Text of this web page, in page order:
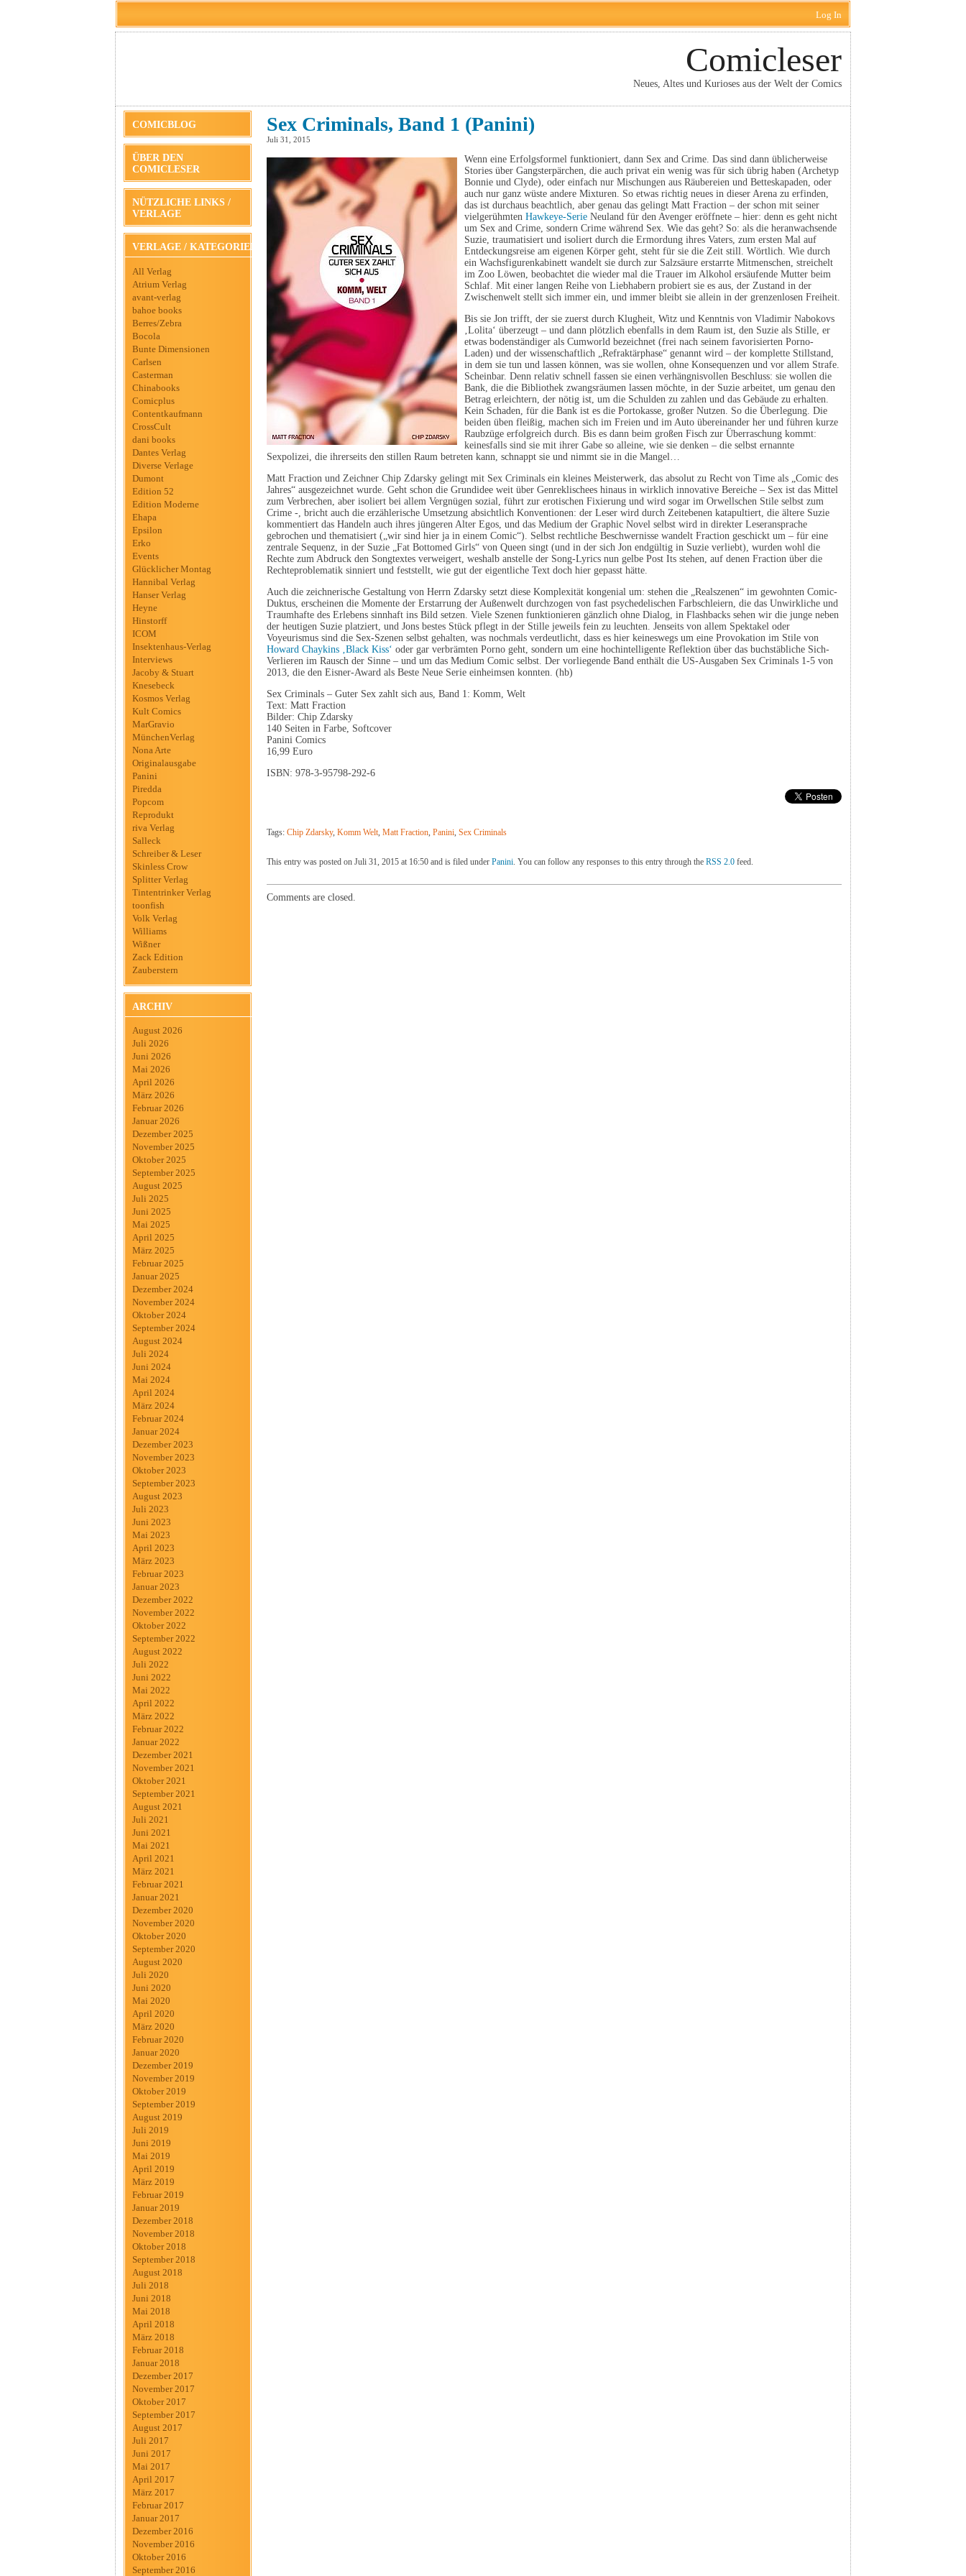
Log In
Comicleser
Neues, Altes und Kurioses aus der Welt der Comics
COMICBLOG
ÜBER DEN
COMICLESER
NÜTZLICHE LINKS /
VERLAGE
VERLAGE / KATEGORIEN
All Verlag
Atrium Verlag
avant-verlag
bahoe books
Berres/Zebra
Bocola
Bunte Dimensionen
Carlsen
Casterman
Chinabooks
Comicplus
Contentkaufmann
CrossCult
dani books
Dantes Verlag
Diverse Verlage
Dumont
Edition 52
Edition Moderne
Ehapa
Epsilon
Erko
Events
Glücklicher Montag
Hannibal Verlag
Hanser Verlag
Heyne
Hinstorff
ICOM
Insektenhaus-Verlag
Interviews
Jacoby & Stuart
Knesebeck
Kosmos Verlag
Kult Comics
MarGravio
MünchenVerlag
Nona Arte
Originalausgabe
Panini
Piredda
Popcom
Reprodukt
riva Verlag
Salleck
Schreiber & Leser
Skinless Crow
Splitter Verlag
Tintentrinker Verlag
toonfish
Volk Verlag
Williams
Wißner
Zack Edition
Zauberstern
ARCHIV
August 2026
Juli 2026
Juni 2026
Mai 2026
April 2026
März 2026
Februar 2026
Januar 2026
Dezember 2025
November 2025
Oktober 2025
September 2025
August 2025
Juli 2025
Juni 2025
Mai 2025
April 2025
März 2025
Februar 2025
Januar 2025
Dezember 2024
November 2024
Oktober 2024
September 2024
August 2024
Juli 2024
Juni 2024
Mai 2024
April 2024
März 2024
Februar 2024
Januar 2024
Dezember 2023
November 2023
Oktober 2023
September 2023
August 2023
Juli 2023
Juni 2023
Mai 2023
April 2023
März 2023
Februar 2023
Januar 2023
Dezember 2022
November 2022
Oktober 2022
September 2022
August 2022
Juli 2022
Juni 2022
Mai 2022
April 2022
März 2022
Februar 2022
Januar 2022
Dezember 2021
November 2021
Oktober 2021
September 2021
August 2021
Juli 2021
Juni 2021
Mai 2021
April 2021
März 2021
Februar 2021
Januar 2021
Dezember 2020
November 2020
Oktober 2020
September 2020
August 2020
Juli 2020
Juni 2020
Mai 2020
April 2020
März 2020
Februar 2020
Januar 2020
Dezember 2019
November 2019
Oktober 2019
September 2019
August 2019
Juli 2019
Juni 2019
Mai 2019
April 2019
März 2019
Februar 2019
Januar 2019
Dezember 2018
November 2018
Oktober 2018
September 2018
August 2018
Juli 2018
Juni 2018
Mai 2018
April 2018
März 2018
Februar 2018
Januar 2018
Dezember 2017
November 2017
Oktober 2017
September 2017
August 2017
Juli 2017
Juni 2017
Mai 2017
April 2017
März 2017
Februar 2017
Januar 2017
Dezember 2016
November 2016
Oktober 2016
September 2016
Sex Criminals, Band 1 (Panini)
Juli 31, 2015
Wenn eine Erfolgsformel funktioniert, dann Sex and Crime. Das sind dann üblicherweise
Stories über Gangsterpärchen, die auch privat ein wenig was für sich übrig haben (Archetyp
Bonnie und Clyde), oder einfach nur Mischungen aus Räubereien und Betteskapaden, oder
auch nur ganz wüste andere Mixturen. So etwas richtig neues in dieser Arena zu erfinden,
das ist durchaus beachtlich, aber genau das gelingt Matt Fraction – der schon mit seiner
vielgerühmten Hawkeye-Serie Neuland für den Avenger eröffnete – hier: denn es geht nicht
um Sex and Crime, sondern Crime während Sex. Wie das geht? So: als die heranwachsende
Suzie, traumatisiert und isoliert durch die Ermordung ihres Vaters, zum ersten Mal auf
Entdeckungsreise am eigenen Körper geht, steht für sie die Zeit still. Wörtlich. Wie durch
ein Wachsfigurenkabinett wandelt sie durch zur Salzsäure erstarrte Mitmenschen, streichelt
im Zoo Löwen, beobachtet die wieder mal die Trauer im Alkohol ersäufende Mutter beim
Schlaf. Mit einer langen Reihe von Liebhabern probiert sie es aus, der Zustand in der
Zwischenwelt stellt sich immer ein, und immer bleibt sie allein in der grenzenlosen Freiheit.
Bis sie Jon trifft, der sie zuerst durch Klugheit, Witz und Kenntnis von Vladimir Nabokovs
‚Lolita‘ überzeugt – und dann plötzlich ebenfalls in dem Raum ist, den Suzie als Stille, er
etwas bodenständiger als Cumworld bezeichnet (frei nach seinem favorisierten Porno-
Laden) und der wissenschaftlich „Refraktärphase“ genannt wird – der komplette Stillstand,
in dem sie tun und lassen können, was sie wollen, ohne Konsequenzen und vor allem Strafe.
Scheinbar. Denn relativ schnell fassen sie einen verhängnisvollen Beschluss: sie wollen die
Bank, die die Bibliothek zwangsräumen lassen möchte, in der Suzie arbeitet, um genau den
Betrag erleichtern, der nötig ist, um die Schulden zu zahlen und das Gebäude zu erhalten.
Kein Schaden, für die Bank ist es die Portokasse, großer Nutzen. So die Überlegung. Die
beiden üben fleißig, machen sich im Freien und im Auto übereinander her und führen kurze
Raubzüge erfolgreich durch. Bis es dann beim großen Fisch zur Überraschung kommt:
keinesfalls sind sie mit ihrer Gabe so alleine, wie sie denken – die selbst ernannte
Sexpolizei, die ihrerseits den stillen Raum betreten kann, schnappt sie und nimmt sie in die Mangel…
Matt Fraction und Zeichner Chip Zdarsky gelingt mit Sex Criminals ein kleines Meisterwerk, das absolut zu Recht von Time als „Comic des
Jahres“ ausgezeichnet wurde. Geht schon die Grundidee weit über Genreklischees hinaus in wirklich innovative Bereiche – Sex ist das Mittel
zum Verbrechen, aber isoliert bei allem Vergnügen sozial, führt zur erotischen Fixierung und wird sogar im Orwellschen Stile selbst zum
Crime -, bricht auch die erzählerische Umsetzung absichtlich Konventionen: der Leser wird durch Zeitebenen katapultiert, die ältere Suzie
kommentiert das Handeln auch ihres jüngeren Alter Egos, und das Medium der Graphic Novel selbst wird in direkter Leseransprache
gebrochen und thematisiert („wir sind hier ja in einem Comic“). Selbst rechtliche Beschwernisse wandelt Fraction geschickt um – für eine
zentrale Sequenz, in der Suzie „Fat Bottomed Girls“ von Queen singt (und in der sich Jon endgültig in Suzie verliebt), wurden wohl die
Rechte zum Abdruck den Songtextes verweigert, weshalb anstelle der Song-Lyrics nun gelbe Post Its stehen, auf denen Fraction über die
Rechteproblematik sinniert und feststellt, wie gut der eigentliche Text doch hier gepasst hätte.
Auch die zeichnerische Gestaltung von Herrn Zdarsky setzt diese Komplexität kongenial um: stehen die „Realszenen“ im gewohnten Comic-
Duktus, erscheinen die Momente der Erstarrung der Außenwelt durchzogen von fast psychedelischen Farbschleiern, die das Unwirkliche und
Traumhafte des Erlebens sinnhaft ins Bild setzen. Viele Szenen funktionieren gänzlich ohne Dialog, in Flashbacks sehen wir die junge neben
der heutigen Suzie platziert, und Jons bestes Stück pflegt in der Stille jeweils fein zu leuchten. Jenseits von allem Spektakel oder
Voyeurismus sind die Sex-Szenen selbst gehalten, was nochmals verdeutlicht, dass es hier keineswegs um eine Provokation im Stile von
Howard Chaykins ‚Black Kiss‘ oder gar verbrämten Porno geht, sondern um eine hochintelligente Reflektion über das buchstäbliche Sich-
Verlieren im Rausch der Sinne – und um das Medium Comic selbst. Der vorliegende Band enthält die US-Ausgaben Sex Criminals 1-5 von
2013, die den Eisner-Award als Beste Neue Serie einheimsen konnten. (hb)
Sex Criminals – Guter Sex zahlt sich aus, Band 1: Komm, Welt
Text: Matt Fraction
Bilder: Chip Zdarsky
140 Seiten in Farbe, Softcover
Panini Comics
16,99 Euro
ISBN: 978-3-95798-292-6
Tags: Chip Zdarsky, Komm Welt, Matt Fraction, Panini, Sex Criminals
This entry was posted on Juli 31, 2015 at 16:50 and is filed under Panini. You can follow any responses to this entry through the RSS 2.0 feed.
Comments are closed.